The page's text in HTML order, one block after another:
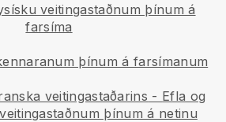
veitingastaðnum þínum á
farsíma
þínum á farsímanum
veitingastaðarins - Efla og
þínum á netinu